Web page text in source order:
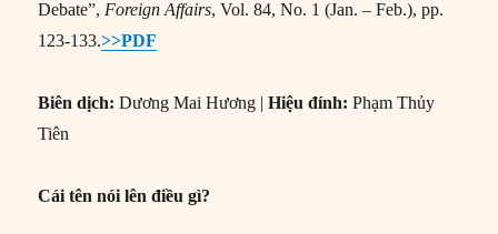
Tại khu vực Darfur thuộc miền tây Sudan, cuộc xung đột
sinh mạng của hơn 70.000 người và buộc khoảng 1,8 triệu
người phải di dời. Căn nguyên của cuộc xung đột này rất
ràng. Tuy nhiên, một số sự kiện quan trọng hiện đã được